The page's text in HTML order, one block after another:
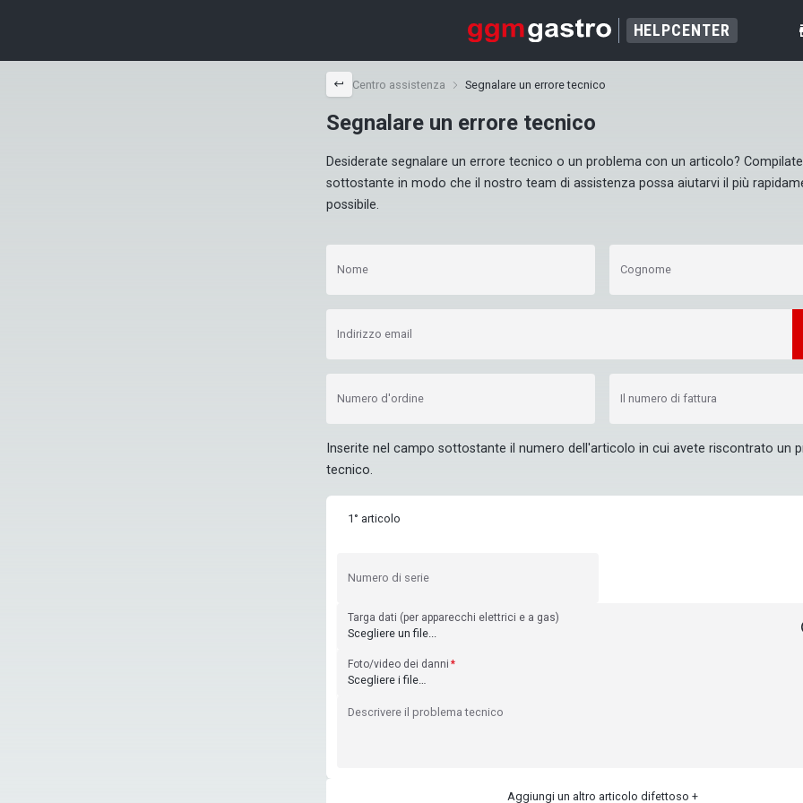
HELPCENTER
back Centro assistenza Segnalare un errore tecnico
Segnalare un errore tecnico
Desiderate segnalare un errore tecnico o un problema con un articolo?
sottostante in modo che il nostro team di assistenza possa aiutarvi il più
possibile.
Nome Cognome
Indirizzo email
Numero d'ordine Il numero di fattura
Inserite nel campo sottostante il numero dell'articolo in cui avete riscontrato un
tecnico.
1° articolo
Numero di serie
Targa dati (per apparecchi elettrici e a gas)
Scegliere un file...
Foto/video dei danni
Scegliere i file…
Descrivere il problema tecnico
Aggiungi un altro articolo difettoso +